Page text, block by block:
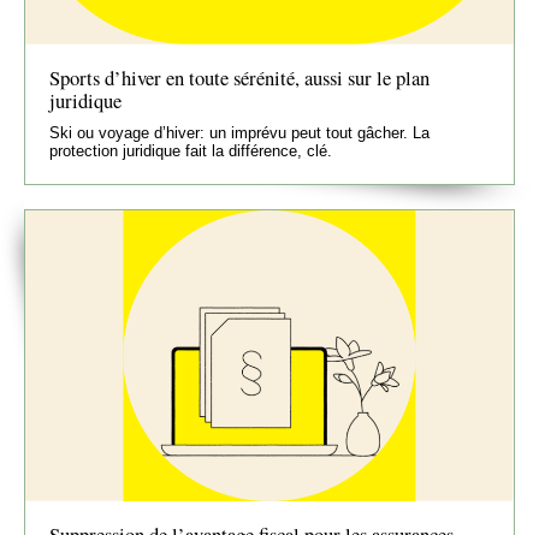
Sports d’hiver en toute sérénité, aussi sur le plan
juridique
Ski ou voyage d’hiver: un imprévu peut tout gâcher. La
protection juridique fait la différence, clé.